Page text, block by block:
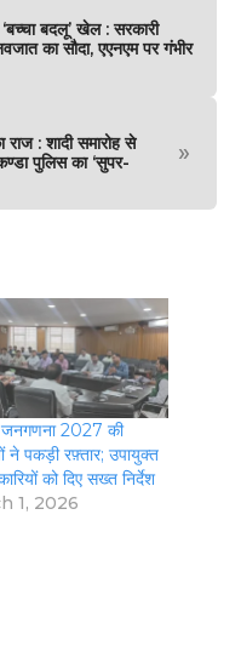
बदलू’ खेल : सरकारी
का सौदा, एएनएम पर गंभीर
: शादी समारोह से
पुलिस का ‘सुपर-
»
जनगणना 2027 की
ने पकड़ी रफ़्तार; उपायुक्त
को दिए सख्त निर्देश
1, 2026